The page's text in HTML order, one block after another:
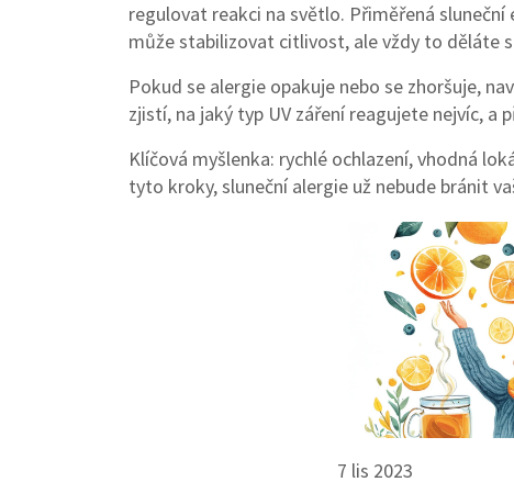
regulovat reakci na světlo. Přiměřená
může stabilizovat citlivost, ale vždy to děláte
Pokud se alergie opakuje nebo se zhoršuje,
zjistí, na jaký typ UV záření reagujete nejvíc, a
Klíčová myšlenka: rychlé ochlazení, vhodná
tyto kroky, sluneční alergie už nebude bránit
7 lis 2023